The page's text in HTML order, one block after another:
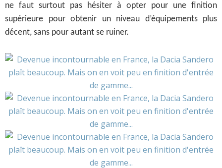
ne faut surtout pas hésiter à opter pour une finition
supérieure pour obtenir un niveau d’équipements plus
décent, sans pour autant se ruiner.